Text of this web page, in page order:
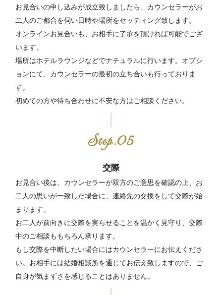
お見合いの申し込みが成立致しましたら、カウンセラーがお
二人のご都合を伺い日時や場所をセッティング致します。
オンラインお見合いも、お相手に了承を頂ければ可能でござ
います。
場所はホテルラウンジなどでナチュラルに行います。オプシ
ョンにて、カウンセラーの最初の立ち合いも行っておりま
す。
初めての方や待ち合わせに不安な方はご相談ください。
交際
お見合い後は、カウンセラーが双方のご意思を確認の上、お
二人の思いが一致した場合に、連絡先の交換をして交際が始
まります。
お二人が前向きに交際を実らせることを温かく見守り、交際
中のご相談ももちろん承ります。
もし交際を中断したい場合にはカウンセラーにお伝えくださ
い。お相手には結婚相談所を通じてお伝え致しますので、ご
自身が気まずさを感じることはありません。